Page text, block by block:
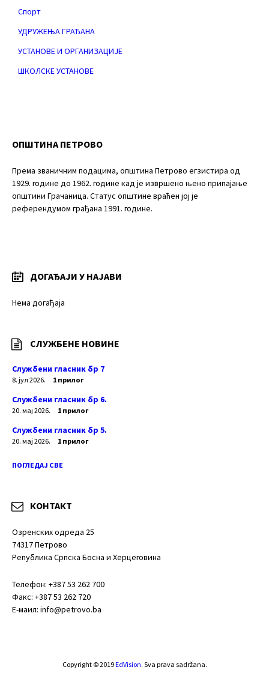
Спорт
УДРУЖЕЊА ГРАЂАНА
УСТАНОВЕ И ОРГАНИЗАЦИЈЕ
ШКОЛСКЕ УСТАНОВЕ
ОПШТИНА ПЕТРОВО
Према званичним подацима, општина Петрово егзистира од
1929. године до 1962. године кад је извршено њено припајање
општини Грачаница. Статус општине враћен јој је
референдумом грађана 1991. године.
ДОГАЂАЈИ У НАЈАВИ
Нема догађаја
СЛУЖБЕНЕ НОВИНЕ
Службени гласник бр 7
8. јул 2026. 1 прилог
Службени гласник бр 6.
20. мај 2026. 1 прилог
Службени гласник бр 5.
20. мај 2026. 1 прилог
ПОГЛЕДАЈ СВЕ
КОНТАКТ
Озренских одреда 25
74317 Петрово
Република Српска Босна и Херцеговина
Телефон: +387 53 262 700
Факс: +387 53 262 720
Е-маил: info@petrovo.ba
Copyright © 2019EdVision. Sva prava sadržana.